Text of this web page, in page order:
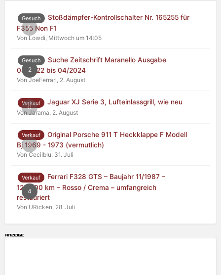
0
Gesuch
Stoßdämpfer-Kontrollschalter Nr. 165255 für
F355 Non F1
Von Lowdi, Mittwoch um 14:05
2
Gesuch
Suche Zeitschrift Maranello Ausgabe
04/2022 bis 04/2024
Von JoeFerrari, 2. August
0
Verkauf Jaguar XJ Serie 3, Lufteinlassgrill, wie neu
Von Jarama, 2. August
0
Verkauf
Original Porsche 911 T Heckklappe F Modell
Bj 1969 - 1973 (vermutlich)
Von Cecilblu, 31. Juli
4
Verkauf
Ferrari F328 GTS – Baujahr 11/1987 –
125.000 km – Rosso / Crema – umfangreich
restauriert
Von URicken, 28. Juli